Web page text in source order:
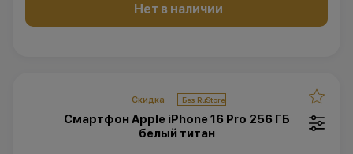
Нет в наличии
Скидка
Смартфон Apple iPhone 16 Pro 256 ГБ
белый титан